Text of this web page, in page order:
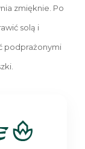
zmięknie. Po
solą i
podprażonymi